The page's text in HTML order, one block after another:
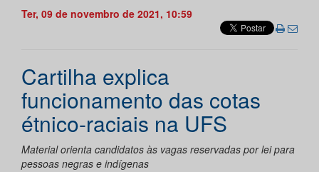
Ter, 09 de novembro de 2021, 10:59
Cartilha explica
funcionamento das cotas
étnico-raciais na UFS
Material orienta candidatos às vagas reservadas por lei para
pessoas negras e indígenas